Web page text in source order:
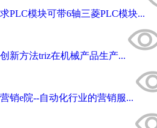
求PLC模块可带6轴三菱PLC模块...
创新方法triz在机械产品生产...
营销e院--自动化行业的营销服...